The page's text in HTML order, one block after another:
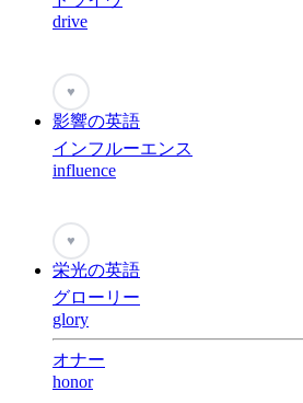
drive
♥
影響の英語
インフルーエンス
influence
♥
栄光の英語
グローリー
glory
オナー
honor